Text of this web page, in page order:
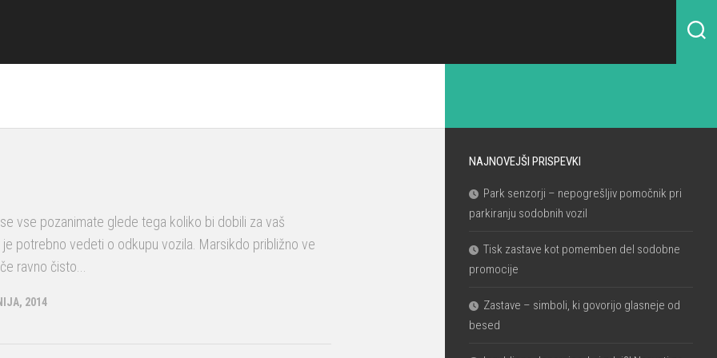
vse pozanimate glede tega koliko bi dobili za vaš
potrebno vedeti o odkupu vozila. Marsikdo približno ve
ravno čisto...
2014
NAJNOVEJŠI PRISPEVKI
Park senzorji – nepogrešljiv pomočnik pri
parkiranju sodobnih vozil
Tisk zastave kot pomemben del sodobne
promocije
Zastave – simboli, ki govorijo glasneje od
besed